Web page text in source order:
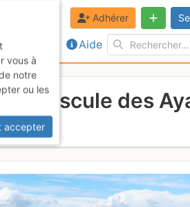
Aide
Adhérer
des
vous à
notre
ou les
accepter